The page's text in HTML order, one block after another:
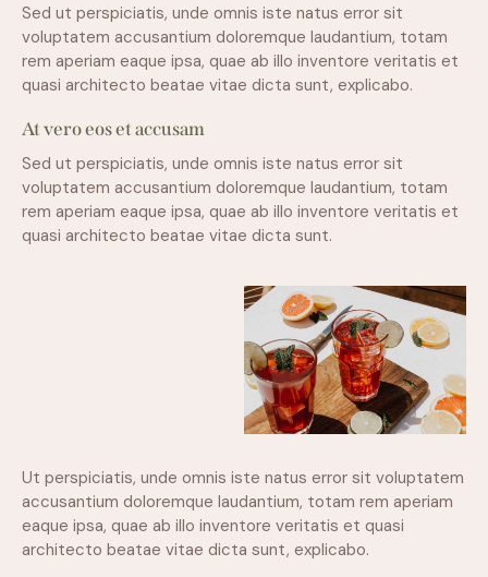
Sed ut perspiciatis, unde omnis iste natus error sit
voluptatem accusantium doloremque laudantium, totam
rem aperiam eaque ipsa, quae ab illo inventore veritatis et
quasi architecto beatae vitae dicta sunt, explicabo.
At vero eos et accusam
Sed ut perspiciatis, unde omnis iste natus error sit
voluptatem accusantium doloremque laudantium, totam
rem aperiam eaque ipsa, quae ab illo inventore veritatis et
quasi architecto beatae vitae dicta sunt.
Ut perspiciatis, unde omnis iste natus error sit voluptatem
accusantium doloremque laudantium, totam rem aperiam
eaque ipsa, quae ab illo inventore veritatis et quasi
architecto beatae vitae dicta sunt, explicabo.